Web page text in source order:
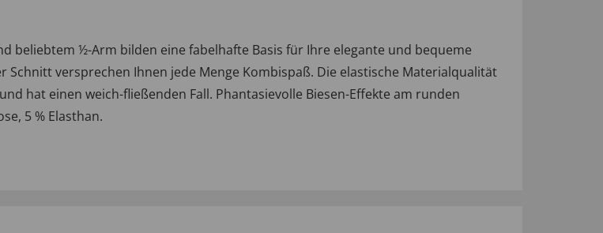
beliebtem ½-Arm bilden eine fabelhafte Basis für Ihre elegante und bequeme
versprechen Ihnen jede Menge Kombispaß. Die elastische Materialqualität
hat einen weich-fließenden Fall. Phantasievolle Biesen-Effekte am runden
5 % Elasthan.